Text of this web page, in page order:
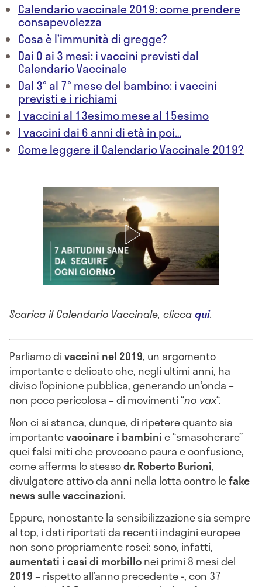
Calendario vaccinale 2019: come prendere
consapevolezza
Cosa è l’immunità di gregge?
Dai 0 ai 3 mesi: i vaccini previsti dal
Calendario Vaccinale
Dal 3° al 7° mese del bambino: i vaccini
previsti e i richiami
I vaccini al 13esimo mese al 15esimo
I vaccini dai 6 anni di età in poi…
Come leggere il Calendario Vaccinale 2019?
Scarica il Calendario Vaccinale, cliccaqui.
Parliamo divaccini nel 2019, un argomento
importante e delicato che, negli ultimi anni, ha
diviso l’opinione pubblica, generando un’onda –
non poco pericolosa – di movimenti “no vax“.
Non ci si stanca, dunque, di ripetere quanto sia
importantevaccinare i bambinie “smascherare”
quei falsi miti che provocano paura e confusione,
come afferma lo stessodr. Roberto Burioni,
divulgatore attivo da anni nella lotta contro lefake
news sulle vaccinazioni.
Eppure, nonostante la sensibilizzazione sia sempre
al top, i dati riportati da recenti indagini europee
non sono propriamente rosei: sono, infatti,
aumentati i casi di morbillonei primi 8 mesi del
2019 – rispetto all’anno precedente -, con 37